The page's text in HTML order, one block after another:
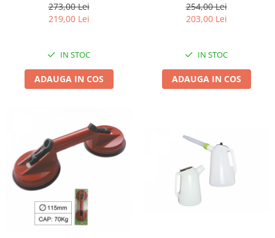
273,00 Lei
219,00 Lei
IN STOC
ADAUGA IN COS
254,00 Lei
203,00 Lei
IN STOC
ADAUGA IN COS